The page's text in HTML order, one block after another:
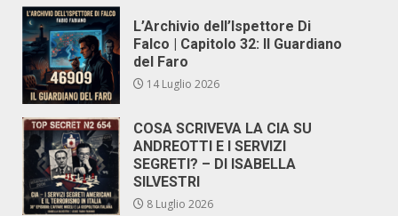
L’Archivio dell’Ispettore Di
Falco | Capitolo 32: Il Guardiano
del Faro
14 Luglio 2026
COSA SCRIVEVA LA CIA SU
ANDREOTTI E I SERVIZI
SEGRETI? – DI ISABELLA
SILVESTRI
8 Luglio 2026